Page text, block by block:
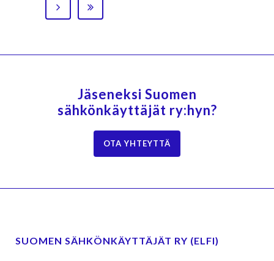
Jäseneksi Suomen
sähkönkäyttäjät ry:hyn?
OTA YHTEYTTÄ
SUOMEN SÄHKÖNKÄYTTÄJÄT RY (ELFI)